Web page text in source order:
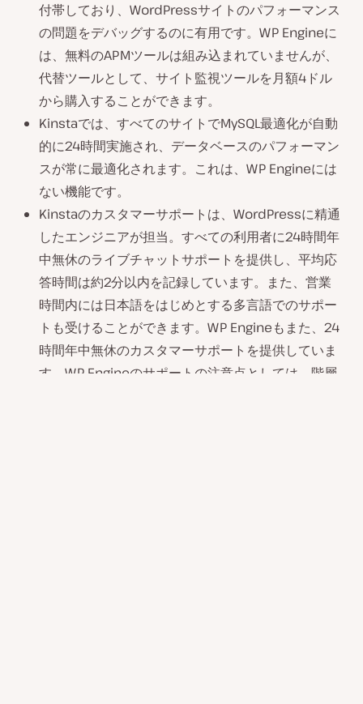
付帯しており、WordPressサイトのパフォーマンス
の問題をデバッグするのに有用です。WP Engineに
は、無料のAPMツールは組み込まれていませんが、
代替ツールとして、サイト監視ツールを月額4ドル
から購入することができます。
Kinstaでは、すべてのサイトでMySQL最適化が自動
的に24時間実施され、データベースのパフォーマン
スが常に最適化されます。これは、WP Engineには
ない機能です。
Kinstaのカスタマーサポートは、WordPressに精通
したエンジニアが担当。すべての利用者に24時間年
中無休のライブチャットサポートを提供し、平均応
答時間は約2分以内を記録しています。また、営業
時間内には日本語をはじめとする多言語でのサポー
トも受けることができます。WP Engineもまた、24
時間年中無休のカスタマーサポートを提供していま
す。WP Engineのサポートの注意点としては、階層